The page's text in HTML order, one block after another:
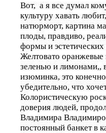
Вот, а я все думал
культуру хавать
натюрморт, картина
плоды, правдиво,
формы и эстетических
Желтовато
зеленью и лимонами,,
изюминка, это
убедительно, что
Колористическую
доверия людей,
Владимира
постоянный банкет в